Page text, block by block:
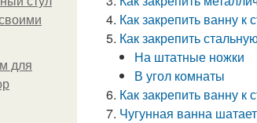
для
Как закрепить ванну
Как закрепить
На штатные ножки
В угол комнаты
Как закрепить ванну
Чугунная ванна